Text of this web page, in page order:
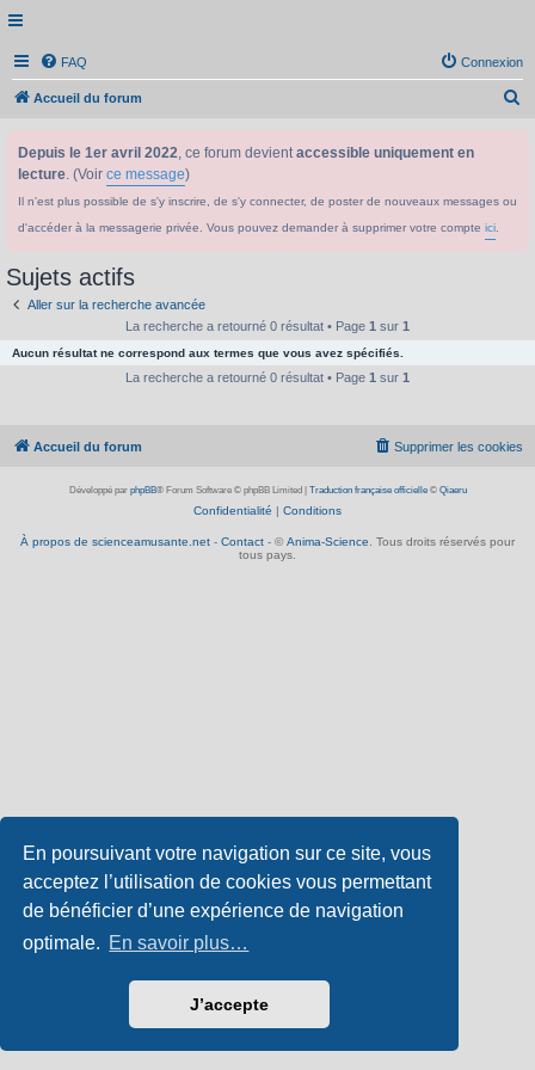
En poursuivant votre navigation sur ce site, vous
acceptez l’utilisation de cookies vous permettant
de bénéficier d’une expérience de navigation
optimale. En savoir plus…
J’accepte
FAQ Connexion
Accueil du forum
Depuis le 1er avril 2022, ce forum devientaccessible uniquement en
lecture. (Voir ce message)
Il n'est plus possible de s'y inscrire, de s'y connecter, de poster de nouveaux messages ou
d'accéder à la messagerie privée. Vous pouvez demander à supprimer votre compte ici
Sujets actifs
Aller sur la recherche avancée
La recherche a retourné 0 résultat • Page 1 sur 1
Aucun résultat ne correspond aux termes que vous avez spécifiés.
La recherche a retourné 0 résultat • Page 1 sur 1
Accueil du forum Supprimer les cookies
Développé par phpBB® Forum Software © phpBB Limited Traduction française officielle© Qiaeru
Confidentialité | Conditions
À propos de scienceamusante.net - Contact - © Anima-Science. Tous droits réservés pour
tous pays.